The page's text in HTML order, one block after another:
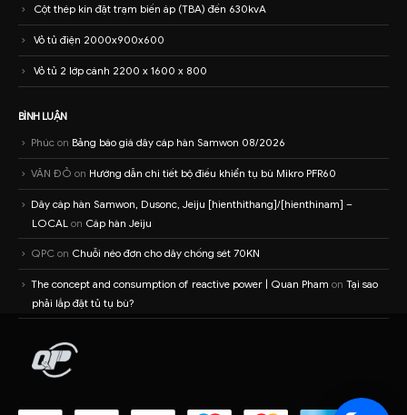
Cột thép kín đặt trạm biến áp (TBA) đến 630kvA
Vỏ tủ điện 2000x900x600
Vỏ tủ 2 lớp cánh 2200 x 1600 x 800
BÌNH LUẬN
Phúc on Bảng báo giá dây cáp hàn Samwon 08/2026
VĂN ĐỎ on Hướng dẫn chi tiết bộ điều khiển tụ bù Mikro PFR60
Dây cáp hàn Samwon, Dusonc, Jeiju [hienthithang]/[hienthinam] –
LOCAL on Cáp hàn Jeiju
QPC on Chuỗi néo đơn cho dây chống sét 70KN
The concept and consumption of reactive power | Quan Pham on Tại sao
phải lắp đặt tủ tụ bù?